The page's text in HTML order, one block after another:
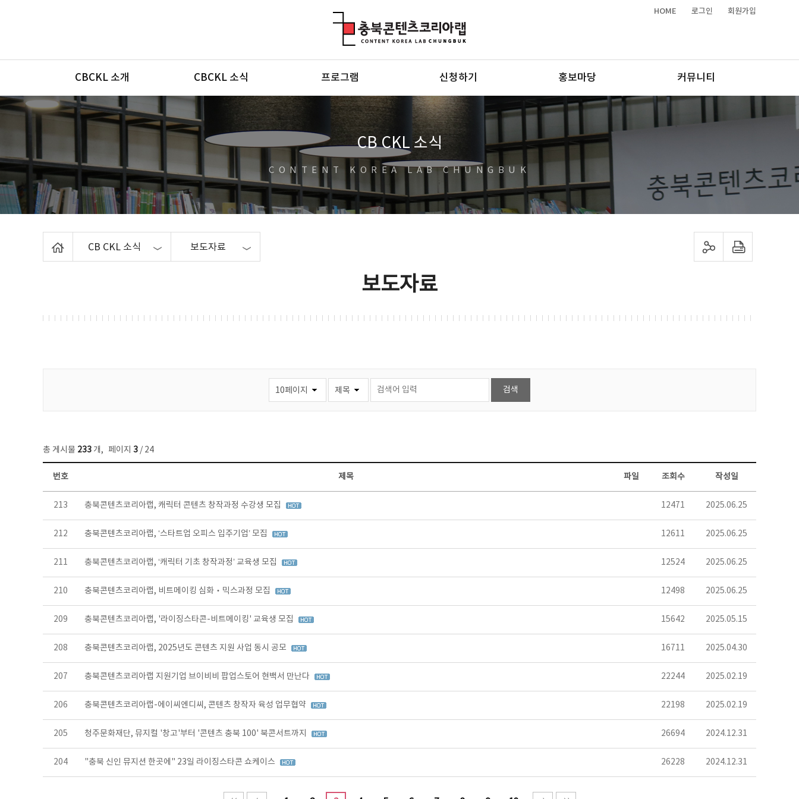
HOME 로그인 회원가입
메뉴
CBCKL 소개 CBCKL 소식 프로그램 신청하기 홍보마당 커뮤니티
CB CKL 소식
CONTENT KOREA LAB CHUNGBUK
CB CKL 소식 보도자료 sns 공유하기 프린트하기
보도자료
총 게시물 233 개, 페이지 3 / 24
보도자료 목록 - 번호, 제목, 작성자, 파일, 조회수, 작성일 정보 제공
번호 제목 파일 조회수 작성일
213 충북콘텐츠코리아랩, 캐릭터 콘텐츠 창작과정 수강생 모집 12471 2025.06.25
212 충북콘텐츠코리아랩, ‘스타트업 오피스 입주기업’ 모집 12611 2025.06.25
211 충북콘텐츠코리아랩, ‘캐릭터 기초 창작과정’ 교육생 모집 12524 2025.06.25
210 충북콘텐츠코리아랩, 비트메이킹 심화‧믹스과정 모집 12498 2025.06.25
209 충북콘텐츠코리아랩, '라이징스타콘-비트메이킹' 교육생 모집 15642 2025.05.15
208 충북콘텐츠코리아랩, 2025년도 콘텐츠 지원 사업 동시 공모 16711 2025.04.30
207 충북콘텐츠코리아랩 지원기업 브이비비 팝업스토어 현백서 만난다 22244 2025.02.19
206 충북콘텐츠코리아랩-에이씨엔디씨, 콘텐츠 창작자 육성 업무협약 22198 2025.02.19
205 청주문화재단, 뮤지컬 '창고'부터 '콘텐츠 충북 100' 북콘서트까지 26694 2024.12.31
204 "충북 신인 뮤지션 한곳에" 23일 라이징스타콘 쇼케이스 26228 2024.12.31